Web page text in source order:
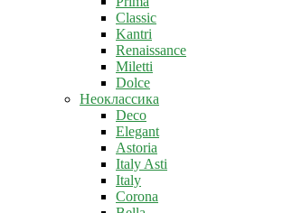
Classic
Kantri
Renaissance
Miletti
Dolce
Неоклассика
Deco
Elegant
Astoria
Italy Asti
Italy
Corona